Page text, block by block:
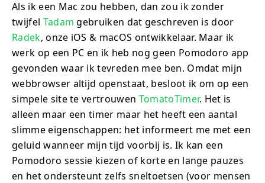
Als ik een Mac zou hebben, dan zou ik zonder
twijfel Tadam gebruiken dat geschreven is door
Radek, onze iOS & macOS ontwikkelaar. Maar ik
werk op een PC en ik heb nog geen Pomodoro app
gevonden waar ik tevreden mee ben. Omdat mijn
webbrowser altijd openstaat, besloot ik om op een
simpele site te vertrouwen TomatoTimer. Het is
alleen maar een timer maar het heeft een aantal
slimme eigenschappen: het informeert me met een
geluid wanneer mijn tijd voorbij is. Ik kan een
Pomodoro sessie kiezen of korte en lange pauzes
en het ondersteunt zelfs sneltoetsen (voor mensen